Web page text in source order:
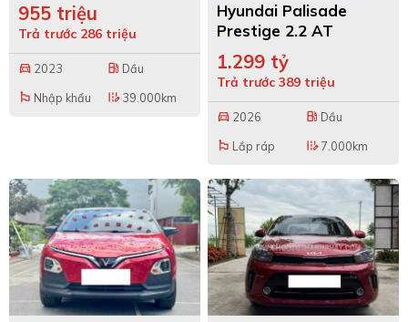
955 triệu
Trả trước 286 triệu
directions_car 2023 local_gas_station Dầu
emoji_flags Nhập khẩu edit_road 39.000km
Hyundai Palisade
Prestige 2.2 AT
HTRAC
1.299 tỷ
Trả trước 389 triệu
directions_car 2026 local_gas_station Dầu
emoji_flags Lắp ráp edit_road 7.000km